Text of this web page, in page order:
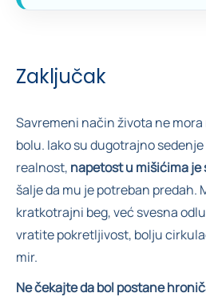
Zaključak
Savremeni način života ne
bolu. Iako su dugotrajno
realnost, napetost u mišićimaje
šalje da mu je potreban predah.
kratkotrajni beg, već svesna
vratite pokretljivost, bolju
mir.
Ne čekajte da bol postane